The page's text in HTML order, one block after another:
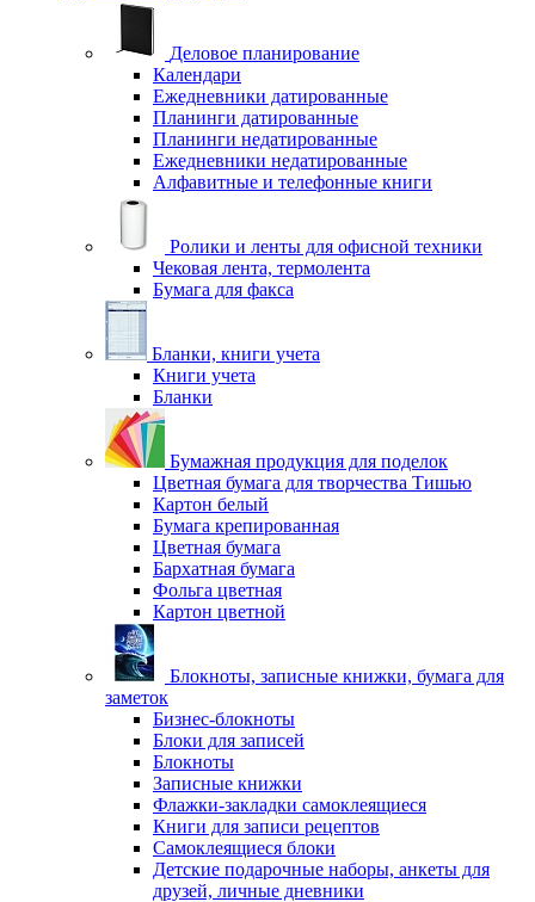
Деловое планирование
Календари
Ежедневники датированные
Планинги датированные
Планинги недатированные
Ежедневники недатированные
Алфавитные и телефонные книги
Ролики и ленты для офисной техники
Чековая лента, термолента
Бумага для факса
Бланки, книги учета
Книги учета
Бланки
Бумажная продукция для поделок
Цветная бумага для творчества Тишью
Картон белый
Бумага крепированная
Цветная бумага
Бархатная бумага
Фольга цветная
Картон цветной
Блокноты, записные книжки, бумага для
заметок
Бизнес-блокноты
Блоки для записей
Блокноты
Записные книжки
Флажки-закладки самоклеящиеся
Книги для записи рецептов
Самоклеящиеся блоки
Детские подарочные наборы, анкеты для
друзей, личные дневники